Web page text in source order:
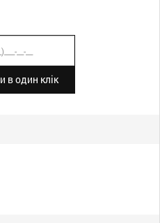
в один клік